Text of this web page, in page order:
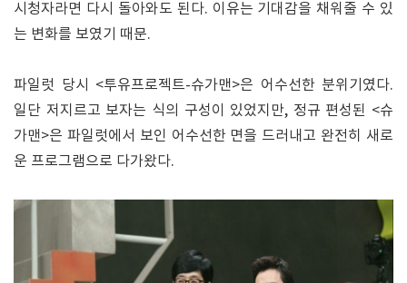
시청자라면 다시 돌아와도 된다. 이유는 기대감을 채워줄 수 있
는 변화를 보였기 때문.
파일럿 당시 <투유프로젝트-슈가맨>은 어수선한 분위기였다.
일단 저지르고 보자는 식의 구성이 있었지만, 정규 편성된 <슈
가맨>은 파일럿에서 보인 어수선한 면을 드러내고 완전히 새로
운 프로그램으로 다가왔다.